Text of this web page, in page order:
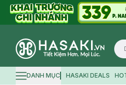
Logo
Hamburger icon
DANH MỤC HASAKI DEALS